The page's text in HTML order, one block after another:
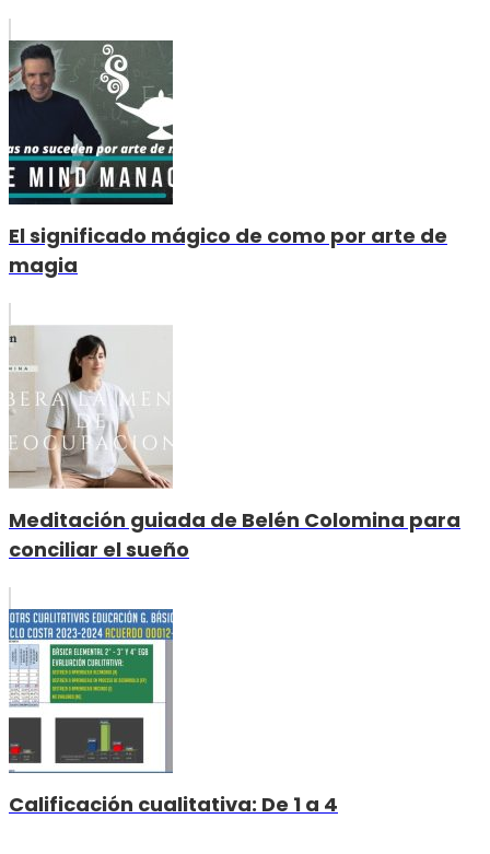
El significado mágico de como por arte de
magia
Meditación guiada de Belén Colomina para
conciliar el sueño
Calificación cualitativa: De 1 a 4